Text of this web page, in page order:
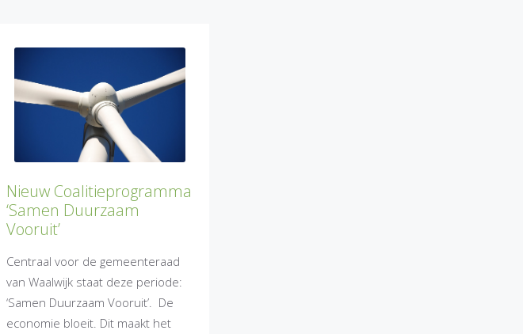
Nieuw Coalitieprogramma
‘Samen Duurzaam
Vooruit’
Centraal voor de gemeenteraad
van Waalwijk staat deze periode:
‘Samen Duurzaam Vooruit’. De
economie bloeit. Dit maakt het